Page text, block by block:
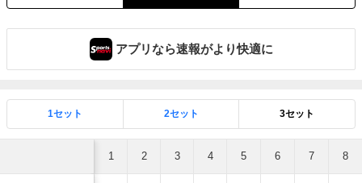
アプリなら速報がより快適に
1セット 2セット 3セット
1 2 3 4 5 6 7 8